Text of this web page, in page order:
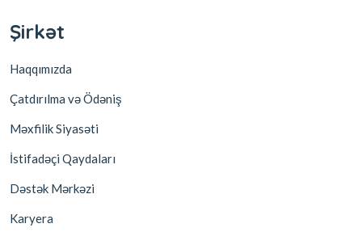
Şirkət
Haqqımızda
Çatdırılma və Ödəniş
Məxfilik Siyasəti
İstifadəçi Qaydaları
Dəstək Mərkəzi
Karyera